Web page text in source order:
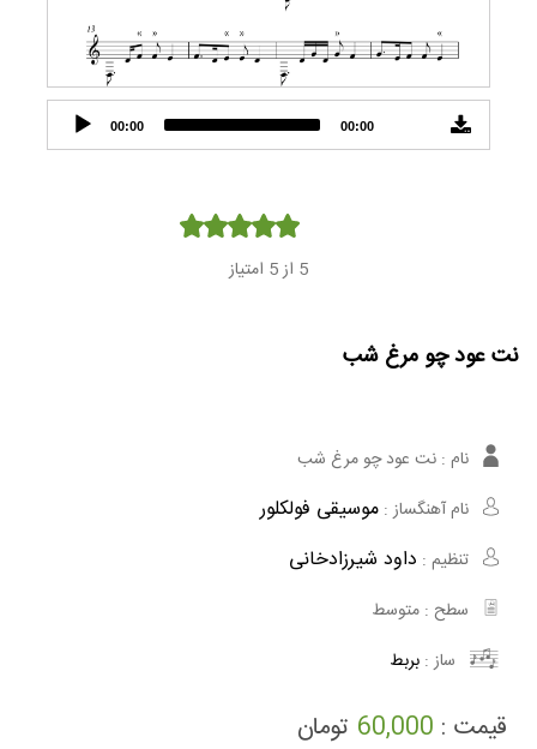
Audio
Player
00:00 00:00
5 از 5 امتیاز
نت عود چو مرغ شب
نام : نت عود چو مرغ شب
نام آهنگساز : موسیقی فولکلور
تنظیم : داود شیرزادخانی
سطح : متوسط
ساز : بربط
قیمت : 60,000 تومان